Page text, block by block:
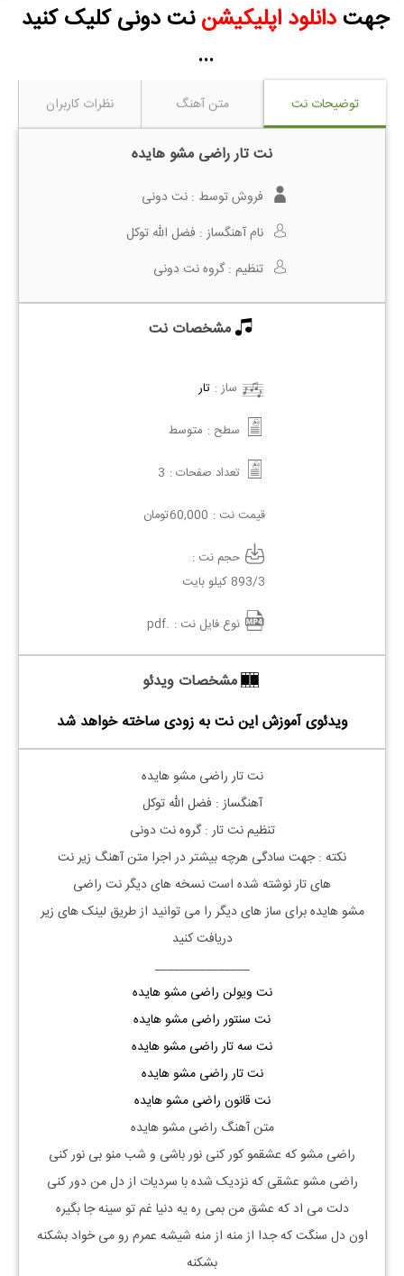
جهتدانلود اپلیکیشن نت دونی کلیک کنید
...
توضیحات نت متن آهنگ نظرات کاربران
نت تار راضی مشو هایده
فروش توسط : نت دونی
نام آهنگساز : فضل الله توکل
تنظیم :گروه نت دونی
مشخصات نت
ساز : تار
سطح : متوسط
تعداد صفحات : 3
قیمت نت : 60,000تومان
حجم نت :
893/3 کیلو بایت
نوع فایل نت : .pdf
مشخصات ویدئو
ویدئوی آموزش این نت به زودی ساخته خواهد شد
نت تارراضی مشو هایده
آهنگساز : فضل الله توکل
تنظیم نتتار: گروه نت دونی
نکته : جهت سادگی هرچه بیشتر در اجرا متن آهنگ زیر نت
هایتارنوشته شده است نسخه های دیگر نت راضی
مشوهایدهبرای ساز های دیگر را می توانید از طریق لینک های زیر
دریافت کنید
_______________
نت ویولن راضی مشو هایده
نت سنتور راضی مشو هایده
نت سه تار راضی مشو هایده
نت تارراضی مشو هایده
نت قانون راضی مشو هایده
متن آهنگ راضی مشو هایده
راضی مشو که عشقمو کور کنی نور باشی و شب منو بی نور کنی
راضی مشو عشقی که نزدیک شده با سردیات از دل من دور کنی
دلت می اد که عشق من بمی ره یه دنیا غم تو سینه جا بگیره
اون دل سنگت که جدا از منه از منه شیشه عمرم رو می خواد بشکنه
بشکنه